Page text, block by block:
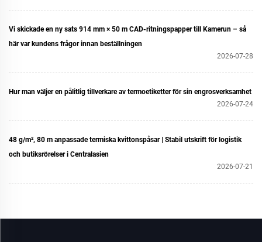
Vi skickade en ny sats 914 mm × 50 m CAD-ritningspapper till Kamerun – så
här var kundens frågor innan beställningen
2026-07-28
Hur man väljer en pålitlig tillverkare av termoetiketter för sin engrosverksamhet
2026-07-24
48 g/m², 80 m anpassade termiska kvittonspåsar | Stabil utskrift för logistik
och butiksrörelser i Centralasien
2026-07-21